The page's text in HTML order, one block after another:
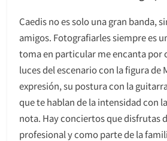
Caedis no es solo una gran banda,
amigos. Fotografiarles siempre es
toma en particular me encanta por
luces del escenario con la figura de
expresión, su postura con la
que te hablan de la intensidad con
nota. Hay conciertos que disfrutas
profesional y como parte de la